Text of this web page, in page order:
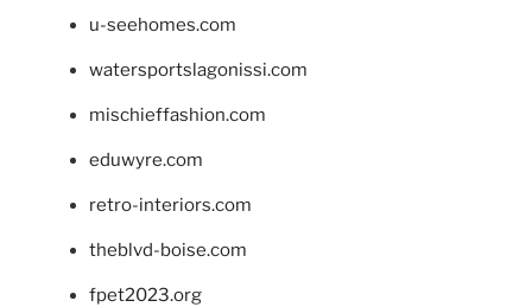
u-seehomes.com
watersportslagonissi.com
mischieffashion.com
eduwyre.com
retro-interiors.com
theblvd-boise.com
fpet2023.org